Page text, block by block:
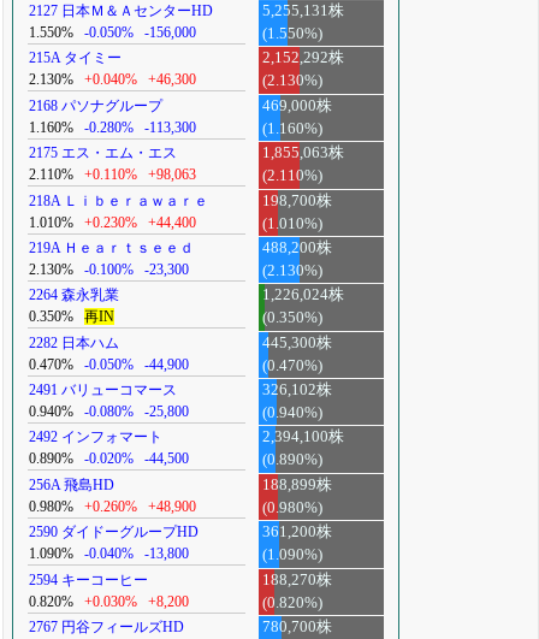
2127 日本Ｍ＆ＡセンターHD
1.550%
-0.050% -156,000
5,255,131株
(1.550%)
215A タイミー
2.130%
+0.040% +46,300
2,152,292株
(2.130%)
2168 パソナグループ
1.160%
-0.280% -113,300
469,000株
(1.160%)
2175 エス・エム・エス
2.110%
+0.110% +98,063
1,855,063株
(2.110%)
218A Ｌｉｂｅｒａｗａｒｅ
1.010%
+0.230% +44,400
198,700株
(1.010%)
219A Ｈｅａｒｔｓｅｅｄ
2.130%
-0.100% -23,300
488,200株
(2.130%)
2264 森永乳業
0.350%
再IN
1,226,024株
(0.350%)
2282 日本ハム
0.470%
-0.050% -44,900
445,300株
(0.470%)
2491 バリューコマース
0.940%
-0.080% -25,800
326,102株
(0.940%)
2492 インフォマート
0.890%
-0.020% -44,500
2,394,100株
(0.890%)
256A 飛島HD
0.980%
+0.260% +48,900
188,899株
(0.980%)
2590 ダイドーグループHD
1.090%
-0.040% -13,800
361,200株
(1.090%)
2594 キーコーヒー
0.820%
+0.030% +8,200
188,270株
(0.820%)
2767 円谷フィールズHD
780,700株